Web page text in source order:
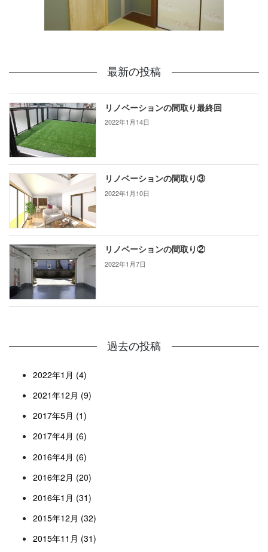
最新の投稿
リノベーションの間取り最終回
2022年1月14日
リノベーションの間取り③
2022年1月10日
リノベーションの間取り②
2022年1月7日
過去の投稿
2022年1月 (4)
2021年12月 (9)
2017年5月 (1)
2017年4月 (6)
2016年4月 (6)
2016年2月 (20)
2016年1月 (31)
2015年12月 (32)
2015年11月 (31)